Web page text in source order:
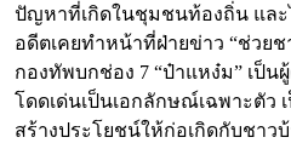
ปัญหาที่เกิดในชุมชนท้องถิ่น และ
อดีตเคยทำหน้าที่ฝ่ายข่าว “ช่วย
กองทัพบกช่อง 7 “ป๋าแหง๋ม” เป็น
โดดเด่นเป็นเอกลักษณ์เฉพาะตัว
สร้างประโยชน์ให้ก่อเกิดกับชา